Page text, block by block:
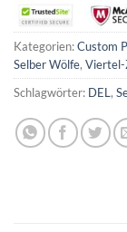
Kategorien:Custom
Selber Wölfe, Viertel-
Schlagwörter: DEL,